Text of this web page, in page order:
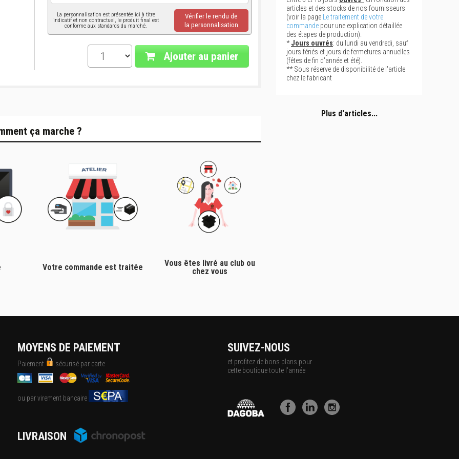
La personnalisation est présentée ici à titre
indicatif et non contractuel, le produit final est
conforme aux standards du marché.
Vérifier le rendu de
la personnalisation
Ajouter au panier
ça marche ?
Votre commande est traitée
Vous êtes livré au club ou
chez vous
articles et des stocks de nos fournisseurs
(voir la page
Le traitement de votre
commande pour une explication détaillée
des étapes de production).
*Jours ouvrés: du lundi au vendredi, sauf
jours fériés et jours de fermetures annuelles
(fêtes de fin d'année et été).
** Sous réserve de disponibilité de l'article
chez le fabricant
Plus d'articles...
MOYENS DE PAIEMENT
Paiement sécurisé par carte
ou par virement bancaire
LIVRAISON
SUIVEZ-NOUS
et profitez de bons plans pour
cette boutique toute l'année